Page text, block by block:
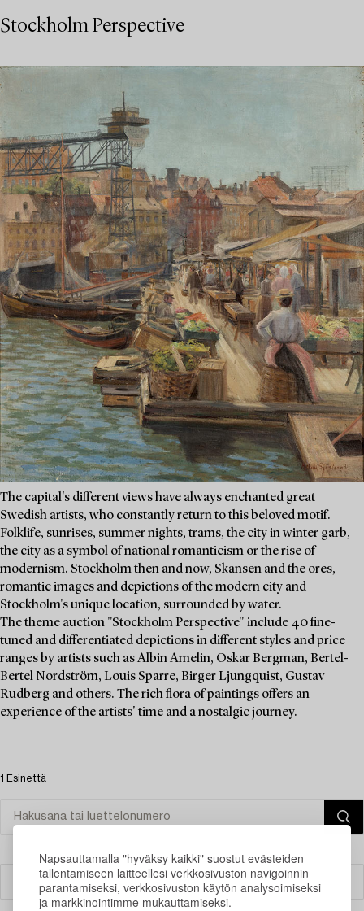
Napsauttamalla "hyväksy kaikki" suostut evästeiden
tallentamiseen laitteellesi verkkosivuston navigoinnin
parantamiseksi, verkkosivuston käytön analysoimiseksi
ja markkinointimme mukauttamiseksi.
Stockholm Perspective
The capital's different views have always enchanted great
Swedish artists, who constantly return to this beloved motif.
Folklife, sunrises, summer nights, trams, the city in winter garb,
the city as a symbol of national romanticism or the rise of
modernism. Stockholm then and now, Skansen and the ores,
romantic images and depictions of the modern city and
Stockholm's unique location, surrounded by water.
The theme auction "Stockholm Perspective" include 40 fine-
tuned and differentiated depictions in different styles and price
ranges by artists such as Albin Amelin, Oskar Bergman, Bertel-
Bertel Nordström, Louis Sparre, Birger Ljungquist, Gustav
Rudberg and others. The rich flora of paintings offers an
experience of the artists' time and a nostalgic journey.
1 Esinettä
Suodatin